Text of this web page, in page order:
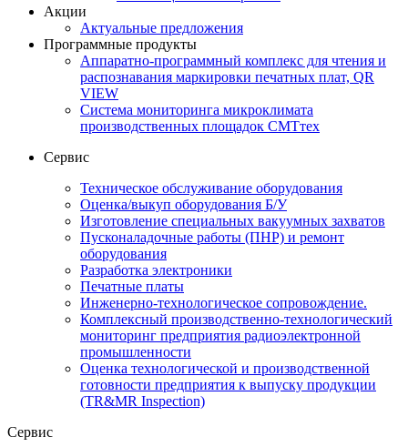
Акции
Актуальные предложения
Программные продукты
Аппаратно-программный комплекс для чтения и
распознавания маркировки печатных плат, QR
VIEW
Система мониторинга микроклимата
производственных площадок СМТтех
Сервис
Техническое обслуживание оборудования
Оценка/выкуп оборудования Б/У
Изготовление специальных вакуумных захватов
Пусконаладочные работы (ПНР) и ремонт
оборудования
Разработка электроники
Печатные платы
Инженерно-технологическое сопровождение.
Комплексный производственно-технологический
мониторинг предприятия радиоэлектронной
промышленности
Оценка технологической и производственной
готовности предприятия к выпуску продукции
(TR&MR Inspection)
Сервис